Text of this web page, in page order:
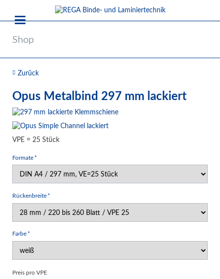
Shop
Zurück
Opus Metalbind 297 mm lackiert
VPE = 25 Stück
Pflichtfeld
Formate *
Pflichtfeld
Rückenbreite *
Pflichtfeld
Farbe *
Preis pro VPE